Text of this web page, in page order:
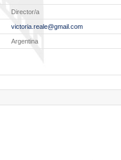
Director/a
victoria.reale@gmail.com
Argentina